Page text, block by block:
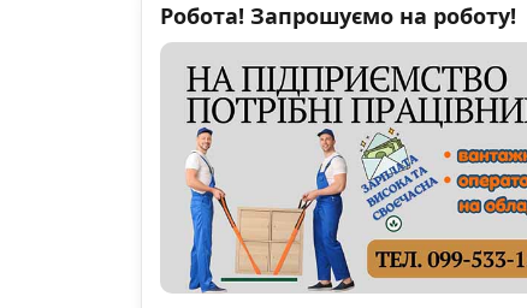
Робота! Запрошуємо на роботу!